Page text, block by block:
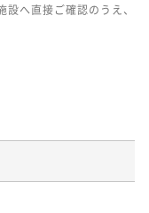
へ直接ご確認のうえ、